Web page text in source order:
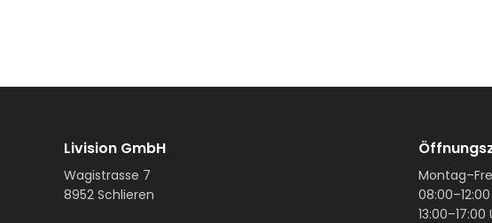
Livision GmbH
Wagistrasse 7
8952 Schlieren
13:00–17:00